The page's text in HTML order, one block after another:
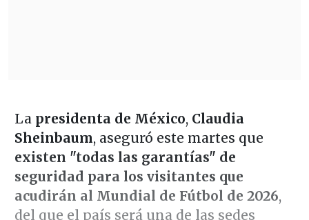
La presidenta de México, Claudia
Sheinbaum, aseguró este martes que
existen "todas las garantías" de
seguridad para los visitantes que
acudirán al Mundial de Fútbol de 2026,
del que el país será una de las sedes